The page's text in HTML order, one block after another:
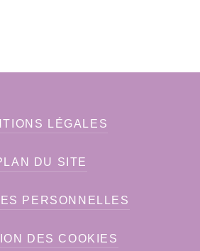
LÉGALES
DU SITE
PERSONNELLES
DES COOKIES